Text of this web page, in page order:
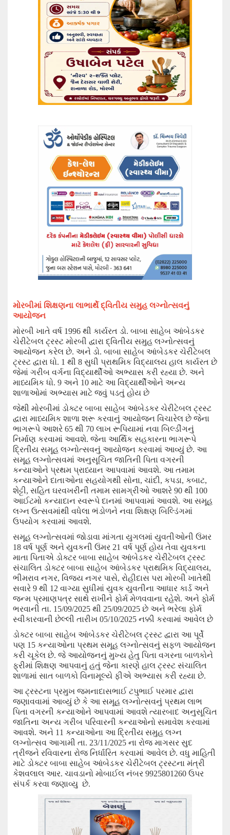
મોરબીમાં શિક્ષણના લાભાર્થે દ્વિતીય સમુહ લગ્નોત્સવનું
આયોજન
મોરબી ખાતે વર્ષ 1996 થી કાર્યરત ડો. બાબા સાહેબ આંબેડકર
ચેરીટેબલ ટ્રસ્ટ મોરબી દ્વારા દ્વિતીય સમુહ લગ્નોત્સવનું
આયોજન કરેલ છે. અને ડો. બાબા સાહેબ આંબેડકર ચેરીટેબલ
ટ્રસ્ટ દ્વારા ધો. 1 થી 8 સુધી પ્રાથમિક વિદ્યાલય હાલ કાર્યરત છે
જેમાં ગરીબ વર્ગના વિદ્યાર્થીઓ અભ્યાસ કરી રહ્યા છે. અને
માધ્યમિક ધો. 9 અને 10 માટે આ વિદ્યાર્થીઓને અન્ય
શાળાઓમાં અભ્યાસ માટે જવું પડતું હોય છે
જેથી મોરબીમાં ડોક્ટર બાબા સાહેબ આંબેડકર ચેરીટેબલ ટ્રસ્ટ
દ્વારા માધ્યમિક શાળા શરૂ કરવાનું આયોજન વિચારેલ છે જેના
ભાગરૂપે આશરે 65 થી 70 લાખ રૂપિયામાં નવા બિલ્ડીંગનું
નિર્માણ કરવામાં આવશે. જેના આર્થિક સહકારના ભાગરૂપે
દ્રિતીય સમૂહ લગ્નોત્સવનું આયોજન કરવામાં આવ્યું છે. આ
સમૂહ લગ્નોત્સવમાં અનુસૂચિત જાતિની પિતા વગરની
કન્યાઓને પ્રથમ પ્રાધ્યાન આપવામાં આવશે. આ તમામ
કન્યાઓને દાતાઓના સહયોગથી સોના, ચાંદી, કપડા, કબાટ,
શેટ્ટી, સહિત ઘરવખરીની તમામ સામગ્રીઓ આશરે 90 થી 100
આઈટમો કન્યાદાન સ્વરૂપે દાનમાં આપવામાં આવશે. આ સમૂહ
લગ્ન ઉત્સવમાંથી વધેલા ભંડોળને નવા શિક્ષણ બિલ્ડિંગમાં
ઉપયોગ કરવામાં આવશે.
સમૂહ લગ્નોત્સવમાં જોડાવા માંગતા યુગલમાં યુવતીઓની ઉંમર
18 વર્ષ પૂર્ણ અને યુવકની ઉંમર 21 વર્ષ પૂર્ણ હોય તેવા યુવકના
માતા પિતાએ ડોક્ટર બાબા સાહેબ આંબેડકર ચેરીટેબલ ટ્રસ્ટ
સંચાલિત ડોક્ટર બાબા સાહેબ આંબેડકર પ્રાથમિક વિદ્યાલય,
ભીમરાવ નગર, વિજય નગર પાસે, રોહીદાસ પરા મોરબી ખાતેથી
સવારે 9 થી 12 વાગ્યા સુધીમાં યુવક યુવતીના આધાર કાર્ડ અને
જન્મ પ્રમાણપત્ર સાથે રાખીને ફોર્મ મેળવવાના રહેશે. અને ફોર્મ
ભરવાની તા. 15/09/2025 થી 25/09/2025 છે અને ભરેલા ફોર્મ
સ્વીકારવાની છેલ્લી તારીખ 05/10/2025 નક્કી કરવામાં આવેલ છે
ડોક્ટર બાબા સાહેબ આંબેડકર ચેરીટેબલ ટ્રસ્ટ દ્વારા આ પૂર્વે
પણ 15 કન્યાઓના પ્રથમ સમૂહ લગ્નોત્સવનું સફળ આયોજન
કરી ચૂકેલ છે. જે આયોજનનું મુખ્ય હેતુ પિતા વગરના બાળકોને
ફ્રીમાં શિક્ષણ આપવાનું હતું જેના કારણે હાલ ટ્રસ્ટ સંચાલિત
શાળામાં સાત બાળકો વિનામૂલ્યે ફીએ અભ્યાસ કરી રહ્યા છે.
આ ટ્રસ્ટના પ્રમુખ જમનાદાસભાઈ ટપુભાઈ પરમાર દ્વારા
જણાવવામાં આવ્યું છે કે આ સમૂહ લગ્નોત્સવનું પ્રથમ લાભ
પિતા વગરની કન્યાઓને આપવામાં આવશે ત્યારબાદ અનુસૂચિત
જાતિના અન્ય ગરીબ પરિવારની કન્યાઓનો સમાવેશ કરવામાં
આવશે. અને 11 કન્યાઓના આ દ્રિતીય સમુહ લગ્ન
લગ્નોત્સવ આગામી તા. 23/11/2025 ના રોજ માગસર સુદ
ત્રીજને રવિવારના રોજ નિર્ધારિત કરવામાં આવેલ છે. વધુ માહિતી
માટે ડોક્ટર બાબા સાહેબ આંબેડકર ચેરીટેબલ ટ્રસ્ટના મંત્રી
કેશવલાલ આર. ચાવડાનો મોબાઈલ નંબર 9925801260 ઉપર
સંપર્ક કરવા જણાવ્યુ છે.